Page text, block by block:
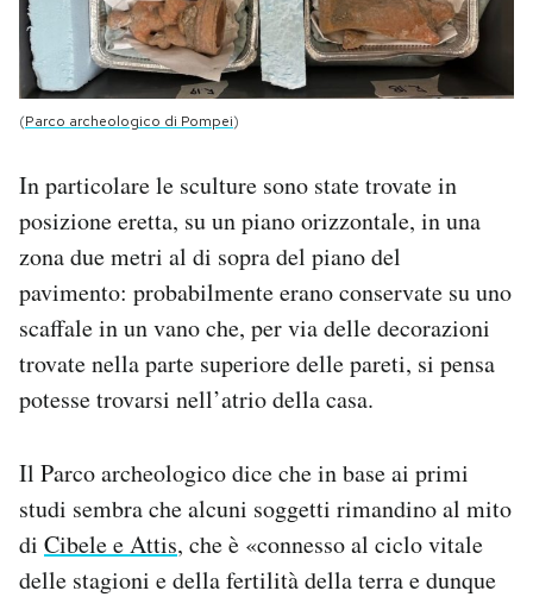
(Parco archeologico di Pompei)
In particolare le sculture sono state trovate in
posizione eretta, su un piano orizzontale, in una
zona due metri al di sopra del piano del
pavimento: probabilmente erano conservate su uno
scaffale in un vano che, per via delle decorazioni
trovate nella parte superiore delle pareti, si pensa
potesse trovarsi nell’atrio della casa.
Il Parco archeologico dice che in base ai primi
studi sembra che alcuni soggetti rimandino al mito
di Cibele e Attis, che è «connesso al ciclo vitale
delle stagioni e della fertilità della terra e dunque